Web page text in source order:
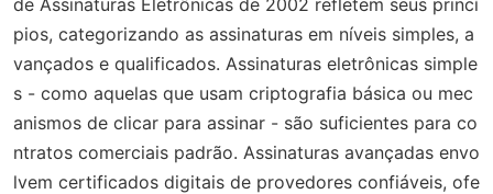
pios, categorizando as assinaturas em níveis simples, a
vançados e qualificados. Assinaturas eletrônicas simple
s - como aquelas que usam criptografia básica ou mec
anismos de clicar para assinar - são suficientes para co
ntratos comerciais padrão. Assinaturas avançadas envo
lvem certificados digitais de provedores confiáveis, ofe